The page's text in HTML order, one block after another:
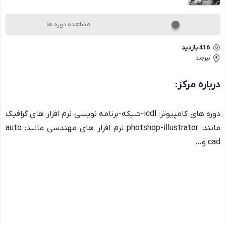
مشاهده دوره ها
416بازدید
بیرجند
درباره مرکز:
دوره های کامپیوتر: icdl-شبکه-برنامه نویسی نرم افزار های گرافیک
مانند: photshop-illustrator نرم افزار های مهندسی مانند: auto
cad و…